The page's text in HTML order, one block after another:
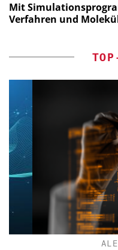
Mit
Verfahren und